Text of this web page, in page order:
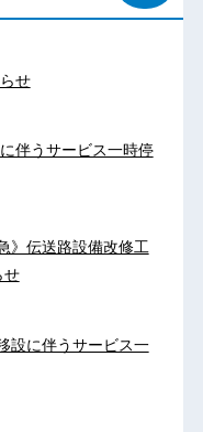
せ
伴うサービス一時停
》伝送路設備改修工
せ
設に伴うサービス一